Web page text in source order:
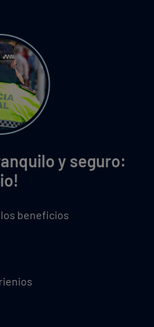
y seguro:
beneficios